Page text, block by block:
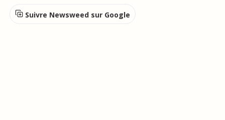
Suivre Newsweed sur Google